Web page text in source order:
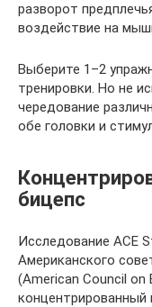
разворот
воздействие на
Выберите 1–2
тренировки. Но не
чередование
обе головки и
бицепс
Исследование ACE
Американского
(American Council on
концентрированный